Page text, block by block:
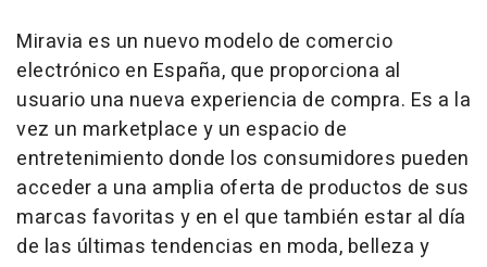
Miravia es un nuevo modelo de comercio
electrónico en España, que proporciona al
usuario una nueva experiencia de compra. Es a la
vez un marketplace y un espacio de
entretenimiento donde los consumidores pueden
acceder a una amplia oferta de productos de sus
marcas favoritas y en el que también estar al día
de las últimas tendencias en moda, belleza y